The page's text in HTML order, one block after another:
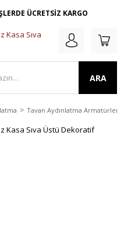
ÜCRETSİZ KARGO
ARA
Tavan Aydınlatma Armatürleri